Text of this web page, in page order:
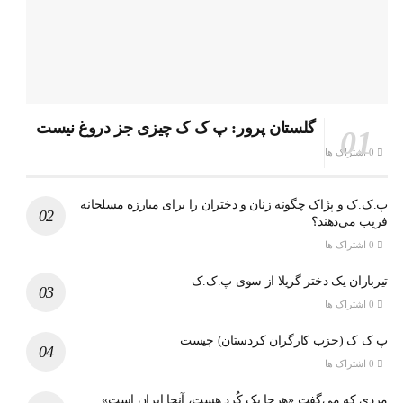
گلستان پرور: پ ک ک چیزی جز دروغ نیست
پ.ک.ک و پژاک چگونه زنان و دختران را برای مبارزه مسلحانه
فریب می‌دهند؟
تیرباران یک دختر گریلا از سوی پ.ک.ک
پ ک ک (حزب کارگران کردستان) چیست
مردی که می‌گفت «هرجا یک کُرد هست، آنجا ایران است»